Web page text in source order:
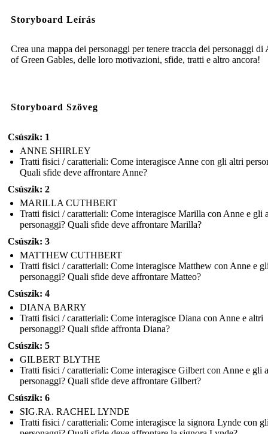
Storyboard Leírás
Crea una mappa dei personaggi per tenere traccia dei personaggi di
of Green Gables, delle loro motivazioni, sfide, tratti e altro ancora!
Storyboard Szöveg
Csúszik: 1
ANNE SHIRLEY
Tratti fisici / caratteriali: Come interagisce Anne con gli altri
Quali sfide deve affrontare Anne?
Csúszik: 2
MARILLA CUTHBERT
Tratti fisici / caratteriali: Come interagisce Marilla con Anne e gli
personaggi? Quali sfide deve affrontare Marilla?
Csúszik: 3
MATTHEW CUTHBERT
Tratti fisici / caratteriali: Come interagisce Matthew con Anne e
personaggi? Quali sfide deve affrontare Matteo?
Csúszik: 4
DIANA BARRY
Tratti fisici / caratteriali: Come interagisce Diana con Anne e altri
personaggi? Quali sfide affronta Diana?
Csúszik: 5
GILBERT BLYTHE
Tratti fisici / caratteriali: Come interagisce Gilbert con Anne e gli
personaggi? Quali sfide deve affrontare Gilbert?
Csúszik: 6
SIG.RA. RACHEL LYNDE
Tratti fisici / caratteriali: Come interagisce la signora Lynde con